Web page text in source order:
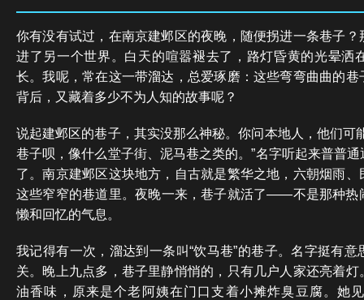
你有没有试过，在南京建邺区的夜晚，随便拐进一条巷子
进了另一个世界。白天的喧嚣褪去了，路灯昏黄的光晕洒
长。我呢，常在这一带溜达，总爱琢磨：这些弯弯曲曲的
背后，又藏着多少不为人知的故事呢？
说起建邺区的巷子，其实没那么神秘。你问本地人，他们可
巷子呗，像什么堂子街、泥马巷之类的。”名字听起来普普
了。南京建邺区这块地方，自古就是繁华之地，六朝烟雨
这些窄窄的巷道里。夜晚一来，巷子就活了——不是那种热
懒和回忆的气息。
我记得有一次，溜达到一条叫“饮马巷”的巷子。名字挺有
关。晚上九点多，巷子里静悄悄的，只有几户人家还亮着
油香味，原来是个老阿姨在门口支着小摊炸臭豆腐。她